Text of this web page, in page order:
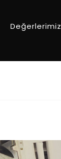
Değerlerimiz